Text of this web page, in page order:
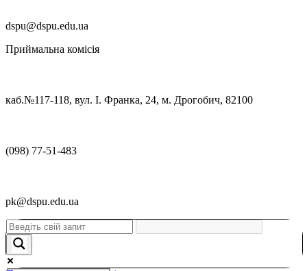
dspu@dspu.edu.ua
Приймальна комісія
каб.№117-118, вул. І. Франка, 24, м. Дрогобич, 82100
(098) 77-51-483
pk@dspu.edu.ua